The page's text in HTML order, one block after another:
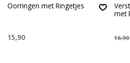
Oorringen met Ringetjes
15,90
met
16,90